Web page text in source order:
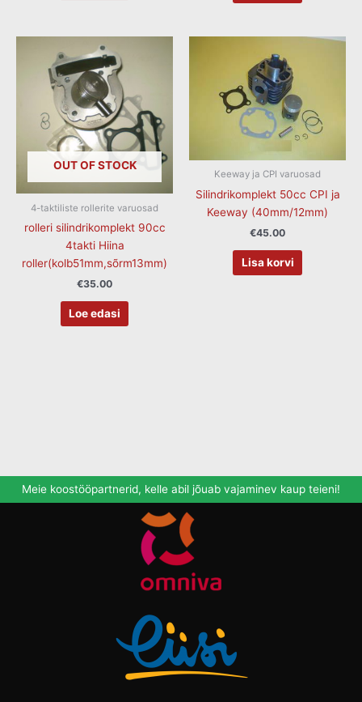
OUT OF STOCK
4-taktiliste rollerite varuosad
rolleri silindrikomplekt 90cc
4takti Hiina
roller(kolb51mm,sõrm13mm)
€35.00
Loe edasi
Keeway ja CPI varuosad
Silindrikomplekt 50cc CPI ja
Keeway (40mm/12mm)
€45.00
Lisa korvi
Meie koostööpartnerid, kelle abil jõuab vajaminev kaup teieni!